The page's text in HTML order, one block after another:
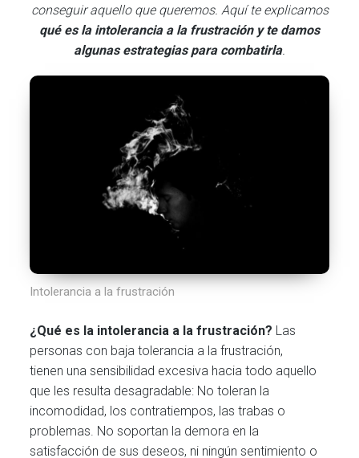
conseguir aquello que queremos. Aquí te explicamos
qué es la intolerancia a la frustración y te damos
algunas estrategias para combatirla.
Intolerancia a la frustración
¿Qué es la intolerancia a la frustración? Las
personas con baja tolerancia a la frustración,
tienen una sensibilidad excesiva hacia todo aquello
que les resulta desagradable: No toleran la
incomodidad, los contratiempos, las trabas o
problemas. No soportan la demora en la
satisfacción de sus deseos, ni ningún sentimiento o